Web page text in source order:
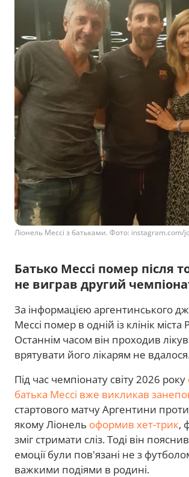
Ліонель Мессі з батьками. Фото: instagram.com/
Батько Мессі помер після
не виграв другий
За інформацією аргентинського
Мессі помер в одній із клінік міста
Останнім часом він проходив
врятувати його лікарям не
Під час чемпіонату світу 2026 року
батька Мессі вже викликав
стартового матчу Аргентини
якому Ліонель оформив хет-трик,
зміг стримати сліз. Тоді він
емоції були пов'язані не з
важкими подіями в родині.